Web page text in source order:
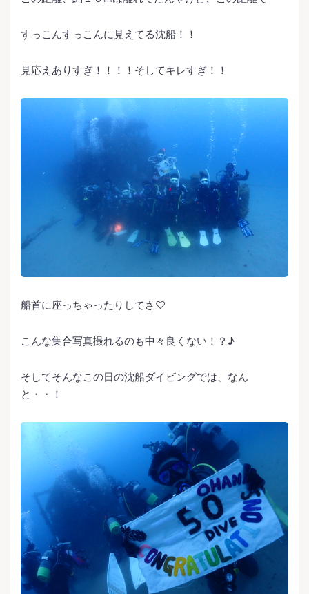
すっこんすっこんに見えてる沈船！！
見応えありすぎ！！！！そしてキレすぎ！！
船首に座っちゃったりしてさ♡
こんな集合写真撮れるのも中々良くない！？♪
そしてそんなこの日の沈船ダイビングでは、なん
と・・！